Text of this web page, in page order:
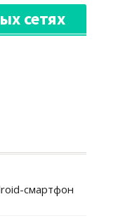
сетях
смартфон